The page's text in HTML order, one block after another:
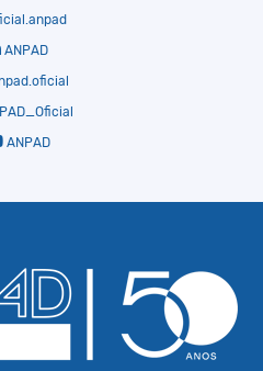
ANPAD
ANPAD